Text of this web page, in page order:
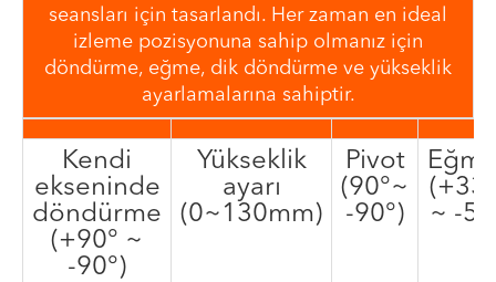
seansları için tasarlandı. Her zaman en ideal
izleme pozisyonuna sahip olmanız için
döndürme, eğme, dik döndürme ve yükseklik
ayarlamalarına sahiptir.
Kendi
ekseninde
döndürme
(+90° ~
-90°)
Yükseklik
ayarı
(0~130mm)
Pivot
(90°~
-90°)
(+33°
~ -5°)